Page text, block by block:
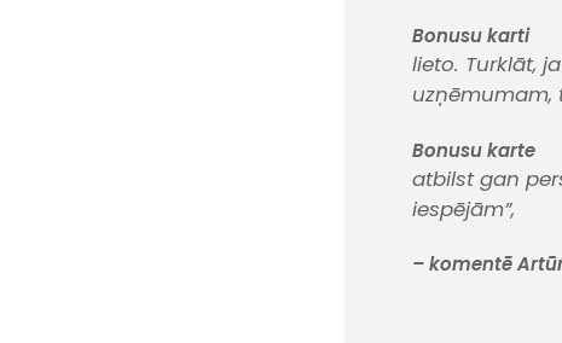
Bonusu karti
lieto. Turklāt,
uzņēmumam,
Bonusu karte
atbilst gan
iespējām”,
– komentē